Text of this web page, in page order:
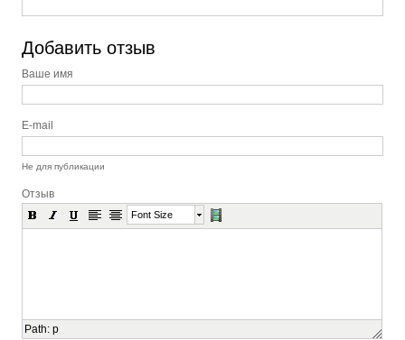
Добавить отзыв
Ваше имя
E-mail
Не для публикации
Отзыв
Font Size
Path:p